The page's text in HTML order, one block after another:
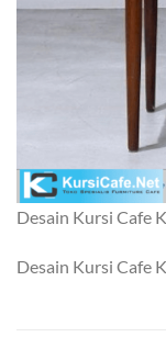
Desain Kursi Cafe
Desain Kursi Cafe